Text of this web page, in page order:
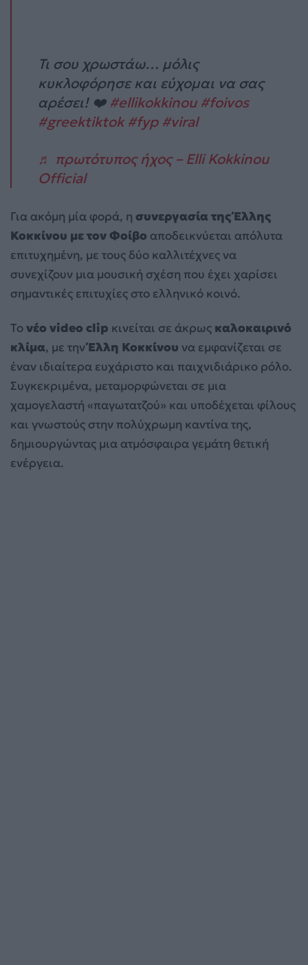
Τι σου χρωστάω… μόλις
κυκλοφόρησε και εύχομαι να σας
αρέσει! ❤️ #ellikokkinou #foivos
#greektiktok #fyp #viral
♬ πρωτότυπος ήχος – Elli Kokkinou
Official
Για ακόμη μία φορά, η συνεργασία της Έλλης
Κοκκίνου με τον Φοίβο αποδεικνύεται απόλυτα
επιτυχημένη, με τους δύο καλλιτέχνες να
συνεχίζουν μια μουσική σχέση που έχει χαρίσει
σημαντικές επιτυχίες στο ελληνικό κοινό.
Τονέο video clip κινείται σε άκρως καλοκαιρινό
κλίμα, με τηνΈλλη Κοκκίνου να εμφανίζεται σε
έναν ιδιαίτερα ευχάριστο και παιχνιδιάρικο ρόλο.
Συγκεκριμένα, μεταμορφώνεται σε μια
χαμογελαστή «παγωτατζού» και υποδέχεται φίλους
και γνωστούς στην πολύχρωμη καντίνα της,
δημιουργώντας μια ατμόσφαιρα γεμάτη θετική
ενέργεια.